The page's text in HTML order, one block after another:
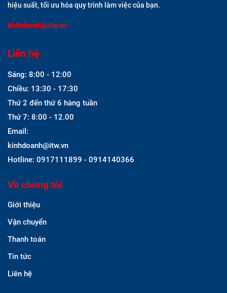
hiệu suất, tối ưu hóa quy trình làm việc của bạn.
kinhdoanh@itw.vn
Liên hệ
Sáng: 8:00 - 12:00
Chiều: 13:30 - 17:30
Thứ 2 đến thứ 6 hàng tuần
Thứ 7: 8:00 - 12.00
Email:
kinhdoanh@itw.vn
Hotline: 0917111899 - 0914140366
Về chúng tôi
Giới thiệu
Vận chuyển
Thanh toán
Tin tức
Liên hệ